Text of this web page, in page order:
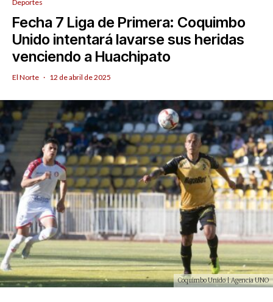
Deportes
Fecha 7 Liga de Primera: Coquimbo
Unido intentará lavarse sus heridas
venciendo a Huachipato
El Norte · 12 de abril de 2025
Coquimbo Unido | Agencia UNO